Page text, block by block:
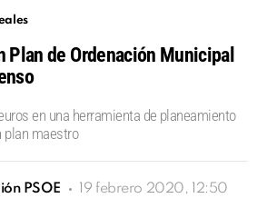
Plan de Ordenación Municipal
en una herramienta de planeamiento
plan maestro
PSOE 19 febrero 2020, 12:50